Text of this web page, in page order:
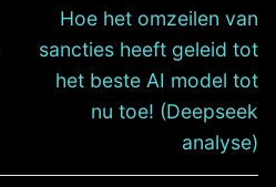
Hoe het omzeilen van
sancties heeft geleid tot
het beste AI model tot
nu toe! (Deepseek
analyse)